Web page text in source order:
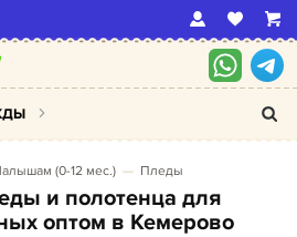
(0-12 мес.) Пледы
оптом в Кемерово